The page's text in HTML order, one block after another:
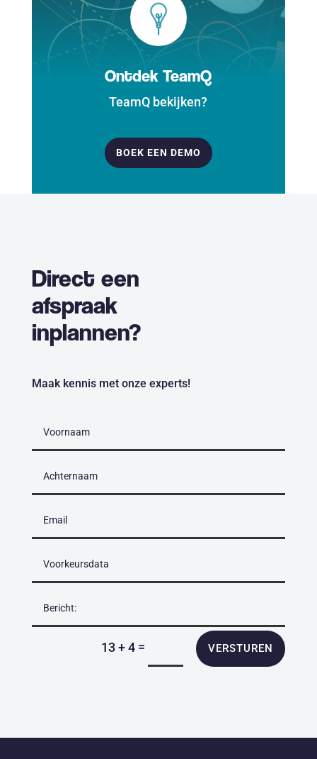
Ontdek TeamQ
TeamQ bekijken?
BOEK EEN DEMO
Direct een
afspraak
inplannen?
Maak kennis met onze experts!
13 + 4 = VERSTUREN